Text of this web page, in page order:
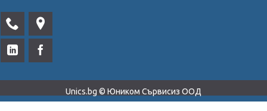
Unics.bg © Юником Сървисиз ООД